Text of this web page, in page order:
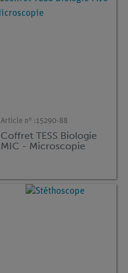
Article n° :15290-88
Coffret TESS Biologie
MIC - Microscopie